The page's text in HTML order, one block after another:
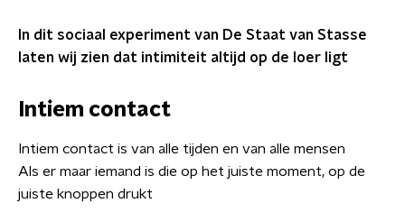
In dit sociaal experiment van De Staat van Stasse
laten wij zien dat intimiteit altijd op de loer ligt
Intiem contact
Intiem contact is van alle tijden en van alle mensen
Als er maar iemand is die op het juiste moment, op de
juiste knoppen drukt